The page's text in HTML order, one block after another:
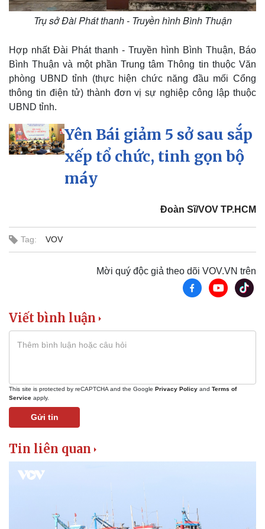
Doanh nhân
Sành điệu
Sức khỏe
Blog
Tình yêu - Gia đình
Trụ sở Đài Phát thanh - Truyền hình Bình Thuận
Hợp nhất Đài Phát thanh - Truyền hình Bình Thuận, Báo
Bình Thuận và một phần Trung tâm Thông tin thuộc Văn
phòng UBND tỉnh (thực hiện chức năng đầu mối Cổng
thông tin điện tử) thành đơn vị sự nghiệp công lập thuộc
UBND tỉnh.
Yên Bái giảm 5 sở sau sắp
xếp tổ chức, tinh gọn bộ
máy
Đoàn Sĩ/VOV TP.HCM
Tag: VOV
Mời quý độc giả theo dõi VOV.VN trên
Viết bình luận
This site is protected by reCAPTCHA and the Google Privacy Policy and Terms of
Service apply.
Gửi tin
Tin liên quan